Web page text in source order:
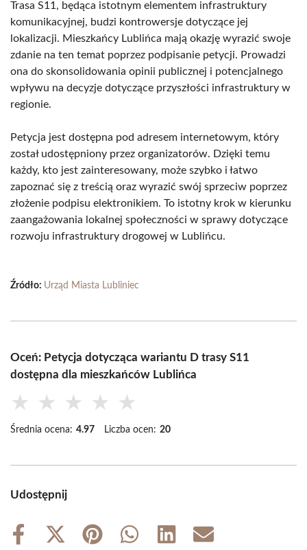
Trasa S11, będąca istotnym elementem infrastruktury
komunikacyjnej, budzi kontrowersje dotyczące jej
lokalizacji. Mieszkańcy Lublińca mają okazję wyrazić swoje
zdanie na ten temat poprzez podpisanie petycji. Prowadzi
ona do skonsolidowania opinii publicznej i potencjalnego
wpływu na decyzje dotyczące przyszłości infrastruktury w
regionie.
Petycja jest dostępna pod adresem internetowym, który
został udostępniony przez organizatorów. Dzięki temu
każdy, kto jest zainteresowany, może szybko i łatwo
zapoznać się z treścią oraz wyrazić swój sprzeciw poprzez
złożenie podpisu elektronikiem. To istotny krok w kierunku
zaangażowania lokalnej społeczności w sprawy dotyczące
rozwoju infrastruktury drogowej w Lublińcu.
Źródło: Urząd Miasta Lubliniec
Oceń: Petycja dotycząca wariantu D trasy S11
dostępna dla mieszkańców Lublińca
★ ★ ★ ★ ★
Średnia ocena: 4.97 Liczba ocen: 20
Udostępnij
Share
Share
Share
Share
Share
Share